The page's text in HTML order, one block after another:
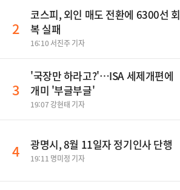
2
코스피, 외인 매도 전환에 6300선 회
복 실패
16:10 서진주 기자
3
'국장만 하라고?'…ISA 세제개편에
개미 '부글부글'
19:07 강현태 기자
4 광명시, 8월 11일자 정기인사 단행
19:11 명미정 기자